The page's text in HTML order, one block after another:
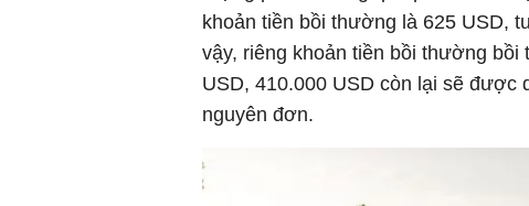
khoản tiền bồi thường là 625 USD,
vậy, riêng khoản tiền bồi thường
USD, 410.000 USD còn lại sẽ được
nguyên đơn.